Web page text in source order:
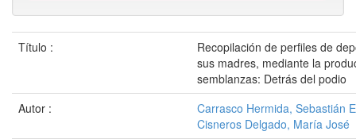
Título :
Recopilación de perfiles de
sus madres, mediante la
semblanzas: Detrás del podio
Autor :
Carrasco Hermida, Sebastián
Cisneros Delgado, María José